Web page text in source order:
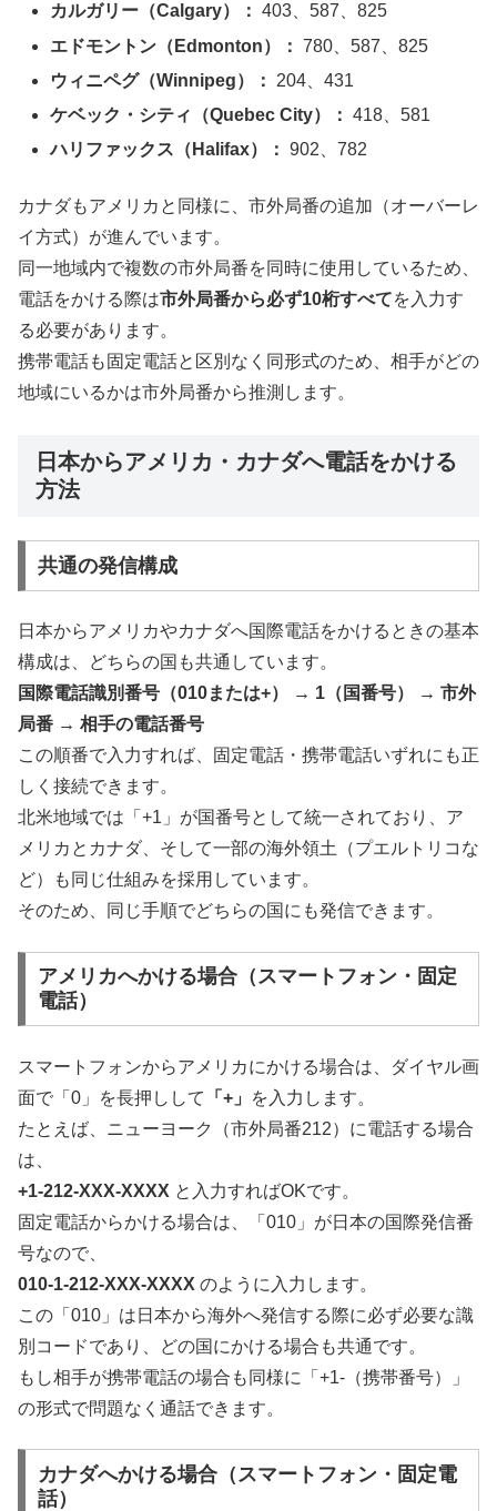
カルガリー（Calgary）： 403、587、825
エドモントン（Edmonton）： 780、587、825
ウィニペグ（Winnipeg）：
204、431
ケベック・シティ（Quebec City）： 418、581
ハリファックス（Halifax）： 902、782
カナダもアメリカと同様に、市外局番の追加（オーバーレ
イ方式）が進んでいます。
同一地域内で複数の市外局番を同時に使用しているため、
電話をかける際は市外局番から必ず10桁すべてを入力す
る必要があります。
携帯電話も固定電話と区別なく同形式のため、相手がどの
地域にいるかは市外局番から推測します。
日本からアメリカ・カナダへ電話をかける
方法
共通の発信構成
日本からアメリカやカナダへ国際電話をかけるときの基本
構成は、どちらの国も共通しています。
国際電話識別番号（010または+） → 1（国番号） → 市外
局番 → 相手の電話番号
この順番で入力すれば、固定電話・携帯電話いずれにも正
しく接続できます。
北米地域では「+1」が国番号として統一されており、ア
メリカとカナダ、そして一部の海外領土（プエルトリコな
ど）も同じ仕組みを採用しています。
そのため、同じ手順でどちらの国にも発信できます。
アメリカへかける場合（スマートフォン・固定
電話）
スマートフォンからアメリカにかける場合は、ダイヤル画
面で「0」を長押しして
「+」
を入力します。
たとえば、ニューヨーク（市外局番212）に電話する場合
は、
+1-212-XXX-XXXX と入力すればOKです。
固定電話からかける場合は、「010」が日本の国際発信番
号なので、
010-1-212-XXX-XXXX のように入力します。
この「010」は日本から海外へ発信する際に必ず必要な識
別コードであり、どの国にかける場合も共通です。
もし相手が携帯電話の場合も同様に「+1-（携帯番号）」
の形式で問題なく通話できます。
カナダへかける場合（スマートフォン・固定電
話）